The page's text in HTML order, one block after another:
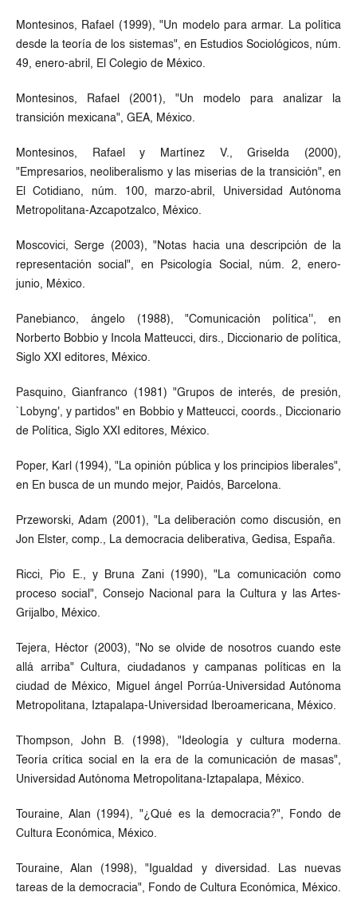
Montesinos, Rafael (1999), "Un modelo para armar. La política
desde la teoría de los sistemas", en Estudios Sociológicos, núm.
49, enero-abril, El Colegio de México.
Montesinos, Rafael (2001), "Un modelo para analizar la
transición mexicana", GEA, México.
Montesinos, Rafael y Martínez V., Griselda (2000),
"Empresarios, neoliberalismo y las miserias de la transición", en
El Cotidiano, núm. 100, marzo-abril, Universidad Autónoma
Metropolitana-Azcapotzalco, México.
Moscovici, Serge (2003), "Notas hacia una descripción de la
representación social", en Psicología Social, núm. 2, enero-
junio, México.
Panebianco, ángelo (1988), "Comunicación política'', en
Norberto Bobbio y Incola Matteucci, dirs., Diccionario de política,
Siglo XXI editores, México.
Pasquino, Gianfranco (1981) "Grupos de interés, de presión,
`Lobyng', y partidos" en Bobbio y Matteucci, coords., Diccionario
de Política, Siglo XXI editores, México.
Poper, Karl (1994), "La opinión pública y los principios liberales",
en En busca de un mundo mejor, Paidós, Barcelona.
Przeworski, Adam (2001), "La deliberación como discusión, en
Jon Elster, comp., La democracia deliberativa, Gedisa, España.
Ricci, Pio E., y Bruna Zani (1990), "La comunicación como
proceso social", Consejo Nacional para la Cultura y las Artes-
Grijalbo, México.
Tejera, Héctor (2003), "No se olvide de nosotros cuando este
allá arriba" Cultura, ciudadanos y campanas políticas en la
ciudad de México, Miguel ángel Porrúa-Universidad Autónoma
Metropolitana, Iztapalapa-Universidad Iberoamericana, México.
Thompson, John B. (1998), "Ideología y cultura moderna.
Teoría crítica social en la era de la comunicación de masas",
Universidad Autónoma Metropolitana-Iztapalapa, México.
Touraine, Alan (1994), "¿Qué es la democracia?", Fondo de
Cultura Económica, México.
Touraine, Alan (1998), "Igualdad y diversidad. Las nuevas
tareas de la democracia", Fondo de Cultura Económica, México.